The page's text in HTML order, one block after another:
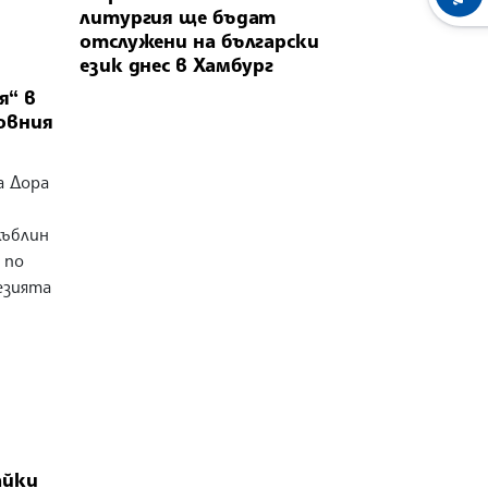
в
Дора
по
литургия ще бъдат
отслужени на български
език днес в Хамбург